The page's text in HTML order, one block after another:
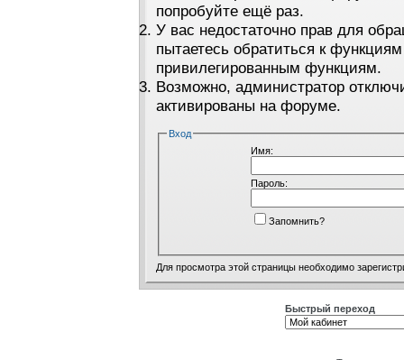
попробуйте ещё раз.
У вас недостаточно прав для
пытаетесь обратиться к
привилегированным функциям.
Возможно, администратор
активированы на форуме.
Вход
Имя:
Пароль:
Запомнить?
Для просмотра этой страницы необходимо
Быстрый переход